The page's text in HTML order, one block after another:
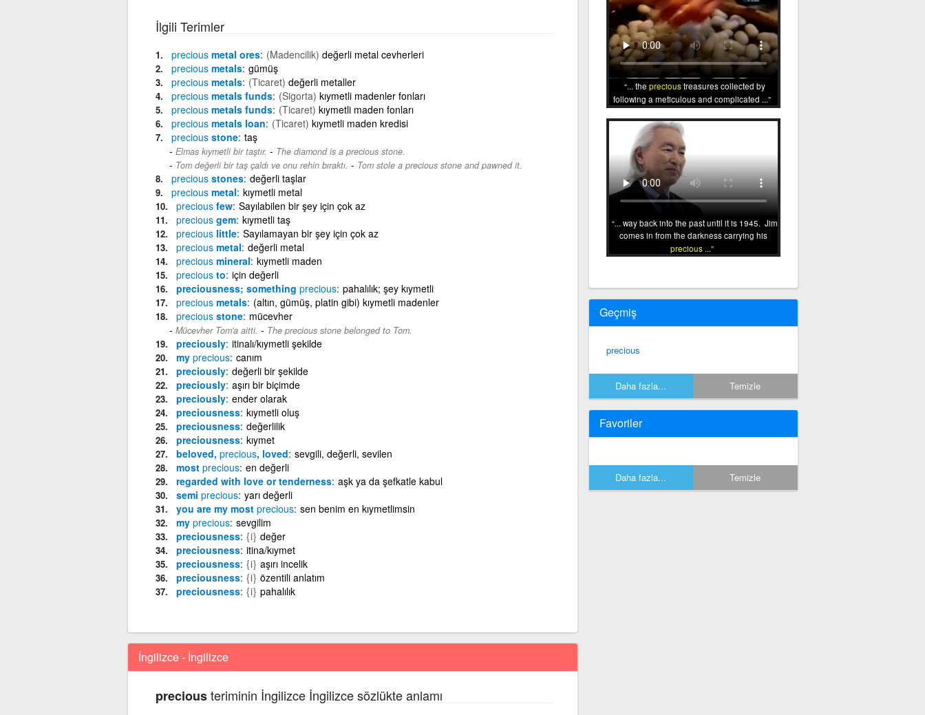
İlgili Terimler
preciousmetal ores (Madencilik) değerli metal cevherleri
preciousmetals gümüş
preciousmetals (Ticaret) değerli metaller
preciousmetals funds (Sigorta) kıymetli madenler fonları
preciousmetals funds (Ticaret) kıymetli maden fonları
preciousmetals loan (Ticaret) kıymetli maden kredisi
preciousstone taş
Elmas kıymetli bir taştır. - The diamond is a precious stone.
Tom değerli bir taş çaldı ve onu rehin bıraktı. - Tom stole a precious stone and pawned it.
preciousstones değerli taşlar
preciousmetal kıymetli metal
preciousfew Sayılabilen bir şey için çok az
preciousgem kıymetli taş
preciouslittle Sayılamayan bir şey için çok az
preciousmetal değerli metal
preciousmineral kıymetli maden
preciousto için değerli
preciousness; something precious pahalılık; şey kıymetli
preciousmetals (altın, gümüş, platin gibi) kıymetli madenler
preciousstone mücevher
Mücevher Tom'a aitti. - The precious stone belonged to Tom.
preciously itinalı/kıymetli şekilde
my precious canım
preciously değerli bir şekilde
preciously aşırı bir biçimde
preciously ender olarak
preciousness kıymetli oluş
preciousness değerlilik
preciousness kıymet
beloved, precious, loved sevgili, değerli, sevilen
most precious en değerli
regarded with love or tenderness aşk ya da şefkatle kabul
semi precious yarı değerli
you are my most precious sen benim en kıymetlimsin
my precious sevgilim
preciousness {i} değer
preciousness itina/kıymet
preciousness {i} aşırı incelik
preciousness {i} özentili anlatım
preciousness {i} pahalılık
İngilizce - İngilizce
preciousteriminin İngilizce İngilizce sözlükte anlamı
... the precioustreasures collected by
following a meticulous and complicated ...
... way back into the past until it is 1945. Jim
comes in from the darkness carrying his
precious...
Geçmiş
precious
Daha fazla... Temizle
Favoriler
Daha fazla... Temizle